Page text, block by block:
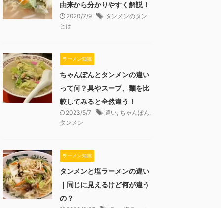
由来から分かりやすく解説！
2020/7/9
タンメンのタン
とは
ラーメン知識
ちゃんぽんとタンメンの違い
って何？具やスープ、麺を比
較してみると全然違う！
2023/5/7 違い, ちゃんぽん,
タンメン
ラーメン知識
タンメンと塩ラーメンの違い
｜同じに見えるけど何が違う
の？